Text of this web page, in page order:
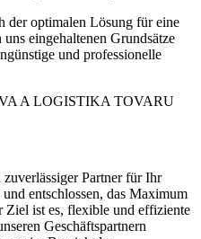
der optimalen Lösung für eine
eingehaltenen Grundsätze
und professionelle
Partner für Ihr
entschlossen, das Maximum
Ziel ist es, flexible und effiziente
Geschäftspartnern